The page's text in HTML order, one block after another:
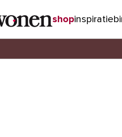
shopinspiratie